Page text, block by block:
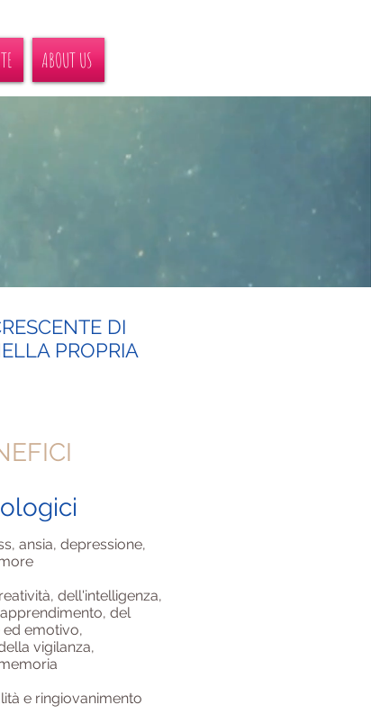
ABOUT US
DI
PROPRIA
ansia, depressione,
dell'intelligenza,
del
emotivo,
vigilanza,
e ringiovanimento